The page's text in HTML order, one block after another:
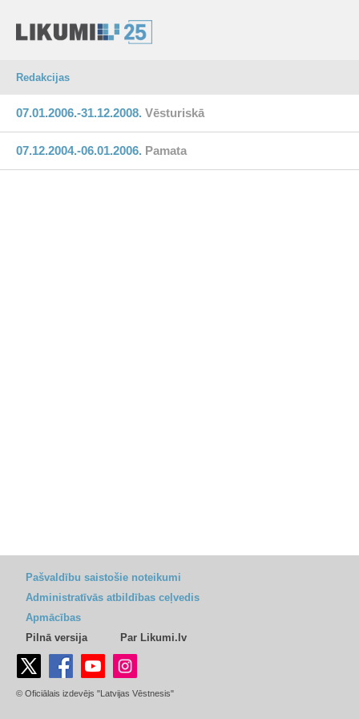
Redakcijas
07.01.2006.-31.12.2008. Vēsturiskā
07.12.2004.-06.01.2006. Pamata
Pašvaldību saistošie noteikumi
Administratīvās atbildības ceļvedis
Apmācības
Pilnā versija
Par Likumi.lv
© Oficiālais izdevējs "Latvijas Vēstnesis"